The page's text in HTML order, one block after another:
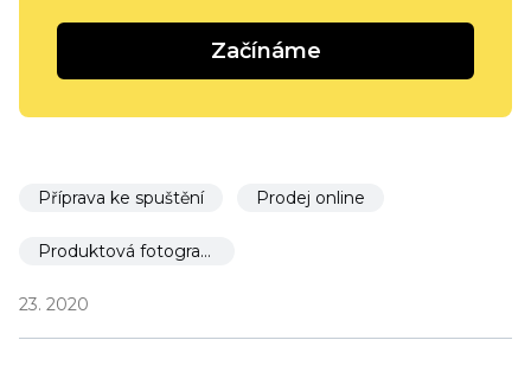
Začínáme
Příprava ke spuštění Prodej online
Produktová fotografie
23. 2020